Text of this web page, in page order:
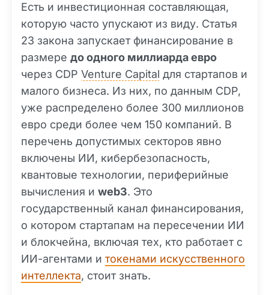
Есть и инвестиционная составляющая,
которую часто упускают из виду. Статья
23 закона запускает финансирование в
размере до одного миллиарда евро
через CDP Venture Capital для стартапов и
малого бизнеса. Из них, по данным CDP,
уже распределено более 300 миллионов
евро среди более чем 150 компаний. В
перечень допустимых секторов явно
включены ИИ, кибербезопасность,
квантовые технологии, периферийные
вычисления и web3. Это
государственный канал финансирования,
о котором стартапам на пересечении ИИ
и блокчейна, включая тех, кто работает с
ИИ-агентами и токенами искусственного
интеллекта, стоит знать.